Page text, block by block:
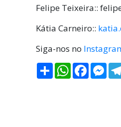
Felipe Teixeira::
Kátia Carneiro::
Siga-nos no
Compartilhar
WhatsApp